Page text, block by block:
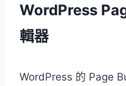
WordPress
輯器
WordPress 的 Page